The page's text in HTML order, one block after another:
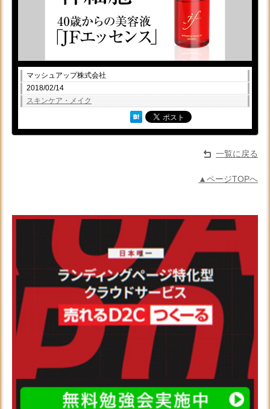
マッシュアップ株式会社
2018/02/14
スキンケア・メイク
一覧に戻る
▲ページTOPへ